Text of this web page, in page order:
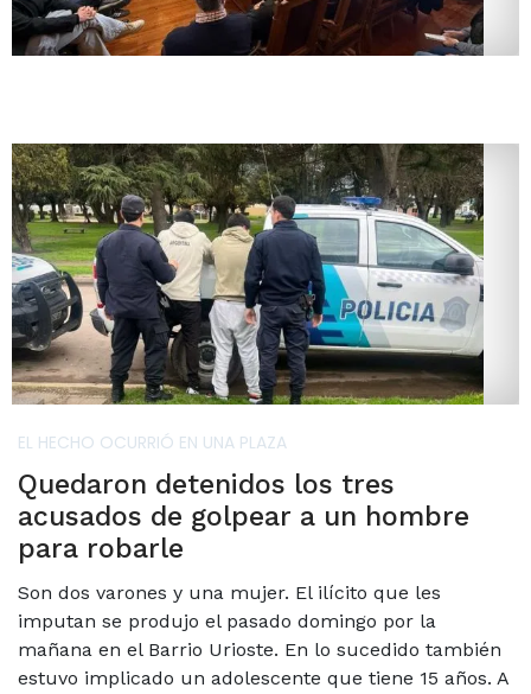
EL HECHO OCURRIÓ EN UNA PLAZA
Quedaron detenidos los tres
acusados de golpear a un hombre
para robarle
Son dos varones y una mujer. El ilícito que les
imputan se produjo el pasado domingo por la
mañana en el Barrio Urioste. En lo sucedido también
estuvo implicado un adolescente que tiene 15 años. A